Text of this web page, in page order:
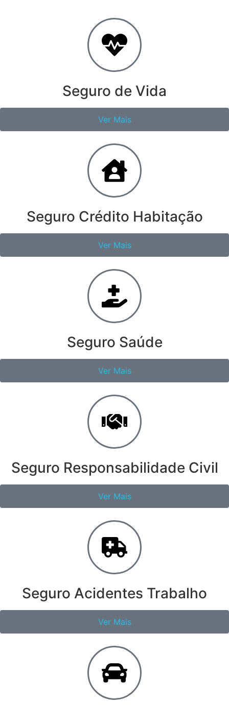
Seguro de Vida
Ver Mais
Seguro Crédito Habitação
Ver Mais
Seguro Saúde
Ver Mais
Seguro Responsabilidade Civil
Ver Mais
Seguro Acidentes Trabalho
Ver Mais